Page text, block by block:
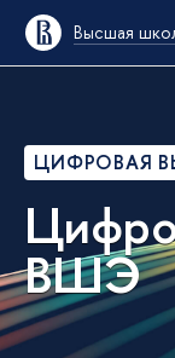
Высшая
ЦИФРОВАЯ
ВШЭ